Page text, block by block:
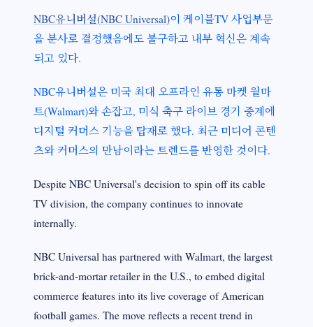
NBC유니버설(NBC Universal)이 케이블TV 사업부문
을 분사로 결정했음에도 불구하고 내부 혁신은 계속
되고 있다.
NBC유니버설은 미국 최대 오프라인 유통 마켓 월마
트(Walmart)와 손잡고, 미식 축구 라이브 경기 중계에
디지털 커머스 기능을 탑재로 했다. 최근 미디어 콘텐
츠와 커머스의 만남이라는 트렌드를 반영한 것이다.
Despite NBC Universal's decision to spin off its cable
TV division, the company continues to innovate
internally.
NBC Universal has partnered with Walmart, the largest
brick-and-mortar retailer in the U.S., to embed digital
commerce features into its live coverage of American
football games. The move reflects a recent trend in